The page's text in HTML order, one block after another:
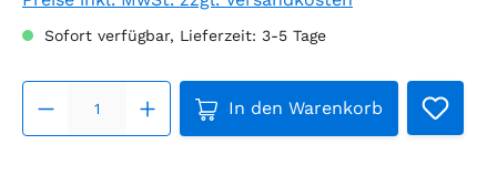
Sofort verfügbar, Lieferzeit: 3-5 Tage
Produkt Anzahl: Gib den
In den Warenkorb